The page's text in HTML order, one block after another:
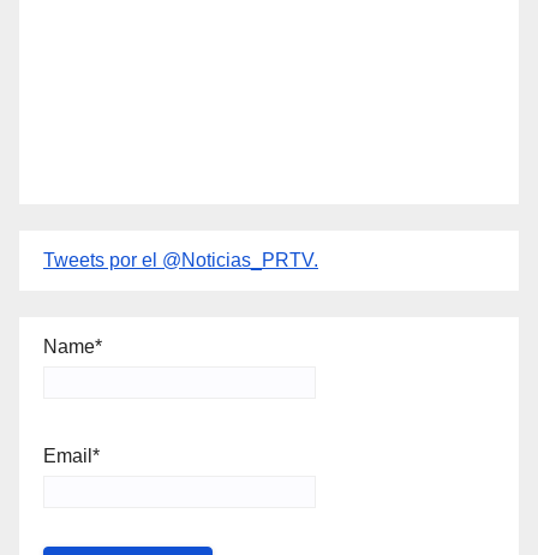
Tweets por el @Noticias_PRTV.
Name*
Email*